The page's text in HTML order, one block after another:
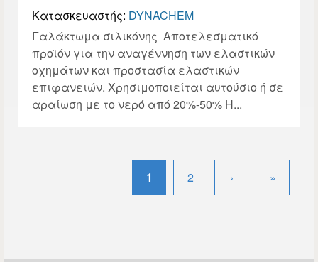
Κατασκευαστής: DYNACHEM
Γαλάκτωμα σιλικόνης Αποτελεσματικό
προϊόν για την αναγέννηση των ελαστικών
οχημάτων και προστασία ελαστικών
επιφανειών. Χρησιμοποιείται αυτούσιο ή σε
αραίωση με το νερό από 20%-50% Η...
1 2 › »